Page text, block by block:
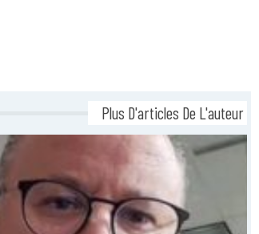
Plus D'articles De L'auteur